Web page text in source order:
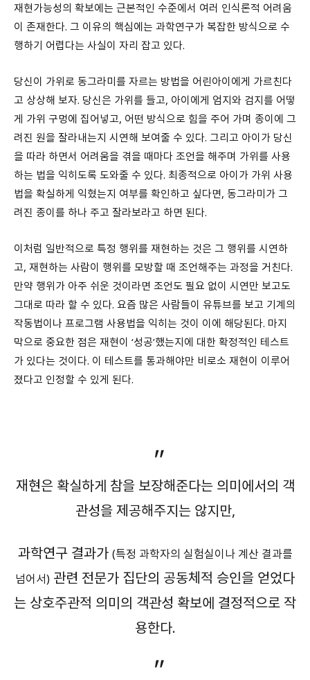
재현가능성의 확보에는 근본적인 수준에서 여러 인식론적 어려움
이 존재한다. 그 이유의 핵심에는 과학연구가 복잡한 방식으로 수
행하기 어렵다는 사실이 자리 잡고 있다.
당신이 가위로 동그라미를 자르는 방법을 어린아이에게 가르친다
고 상상해 보자. 당신은 가위를 들고, 아이에게 엄지와 검지를 어떻
게 가위 구멍에 집어넣고, 어떤 방식으로 힘을 주어 가며 종이에 그
려진 원을 잘라내는지 시연해 보여줄 수 있다. 그리고 아이가 당신
을 따라 하면서 어려움을 겪을 때마다 조언을 해주며 가위를 사용
하는 법을 익히도록 도와줄 수 있다. 최종적으로 아이가 가위 사용
법을 확실하게 익혔는지 여부를 확인하고 싶다면, 동그라미가 그
려진 종이를 하나 주고 잘라보라고 하면 된다.
이처럼 일반적으로 특정 행위를 재현하는 것은 그 행위를 시연하
고, 재현하는 사람이 행위를 모방할 때 조언해주는 과정을 거친다.
만약 행위가 아주 쉬운 것이라면 조언도 필요 없이 시연만 보고도
그대로 따라 할 수 있다. 요즘 많은 사람들이 유튜브를 보고 기계의
작동법이나 프로그램 사용법을 익히는 것이 이에 해당된다. 마지
막으로 중요한 점은 재현이 ‘성공’했는지에 대한 확정적인 테스트
가 있다는 것이다. 이 테스트를 통과해야만 비로소 재현이 이루어
졌다고 인정할 수 있게 된다.
재현은 확실하게 참을 보장해준다는 의미에서의 객
관성을 제공해주지는 않지만,
과학연구 결과가 (특정 과학자의 실험실이나 계산 결과를
넘어서) 관련 전문가 집단의 공동체적 승인을 얻었다
는 상호주관적 의미의 객관성 확보에 결정적으로 작
용한다.